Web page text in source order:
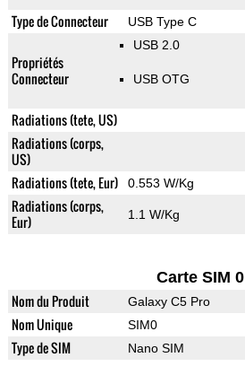
Type de Connecteur USB Type C
Propriétés
Connecteur
USB 2.0
USB OTG
Radiations (tete, US)
Radiations (corps,
US)
Radiations (tete, Eur) 0.553 W/Kg
Radiations (corps,
Eur)
1.1 W/Kg
Carte SIM 0
Nom du Produit Galaxy C5 Pro
Nom Unique SIM0
Type de SIM Nano SIM